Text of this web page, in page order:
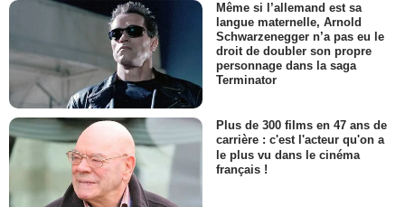
Même si l’allemand est sa
langue maternelle, Arnold
Schwarzenegger n’a pas eu le
droit de doubler son propre
personnage dans la saga
Terminator
Plus de 300 films en 47 ans de
carrière : c'est l'acteur qu'on a
le plus vu dans le cinéma
français !